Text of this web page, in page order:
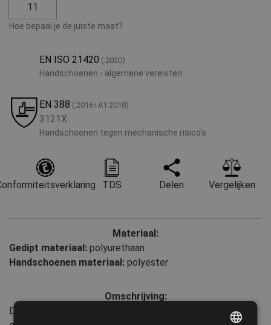
11
Hoe bepaal je de juiste maat?
EN ISO 21420 (:2020)
Handschoenen - algemene vereisten
EN 388 (:2016+A1:2018)
3121X
Handschoenen tegen mechanische risico's
TDS Delen Vergelijken
Materiaal:
Gedipt materiaal: polyurethaan
Handschoenen materiaal: polyester
Omschrijving:
Deze naadloos gebreide polyester handschoenen zijn